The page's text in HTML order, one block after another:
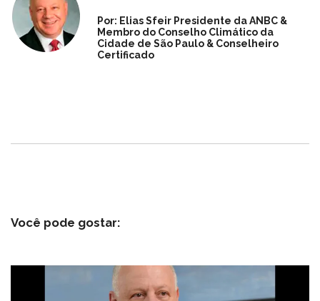
Por: Elias Sfeir Presidente da ANBC &
Membro do Conselho Climático da
Cidade de São Paulo & Conselheiro
Certificado
Você pode gostar: